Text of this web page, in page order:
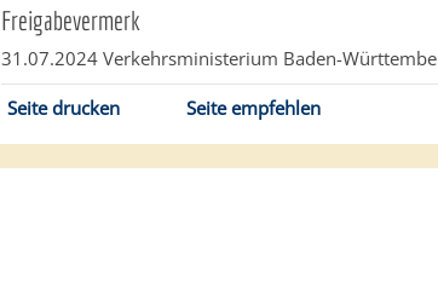
Freigabevermerk
31.07.2024 Verkehrsministerium Baden-
Seite drucken Seite empfehlen